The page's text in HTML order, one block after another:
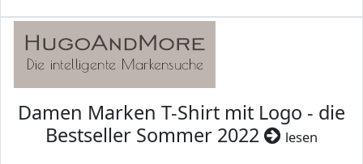
Damen Marken T-Shirt mit Logo - die
Bestseller Sommer 2022
lesen